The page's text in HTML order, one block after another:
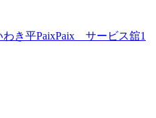
き平PaixPaix サービス舘1